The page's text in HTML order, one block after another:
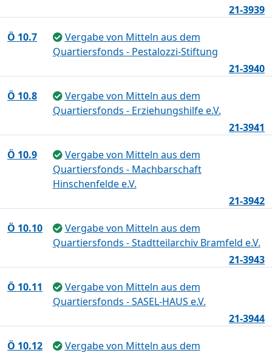
21-3939
Ö 10.7
Vergabe von Mitteln aus dem
Quartiersfonds - Pestalozzi-Stiftung
21-3940
Ö 10.8
Vergabe von Mitteln aus dem
Quartiersfonds - Erziehungshilfe e.V.
21-3941
Ö 10.9
Vergabe von Mitteln aus dem
Quartiersfonds - Machbarschaft
Hinschenfelde e.V.
21-3942
Ö 10.10
Vergabe von Mitteln aus dem
Quartiersfonds - Stadtteilarchiv Bramfeld e.V.
21-3943
Ö 10.11
Vergabe von Mitteln aus dem
Quartiersfonds - SASEL-HAUS e.V.
21-3944
Ö 10.12
Vergabe von Mitteln aus dem